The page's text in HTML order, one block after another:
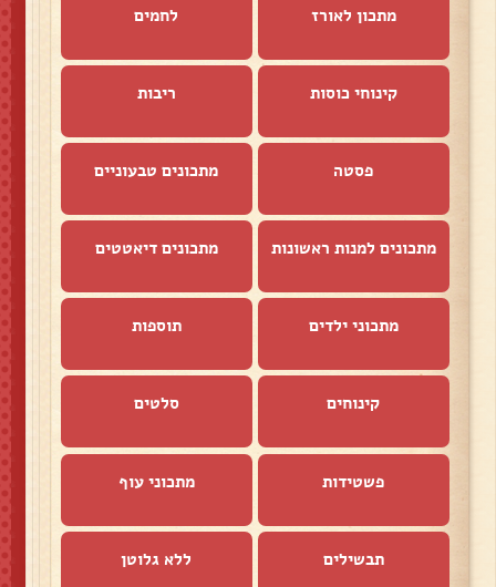
מתכון לאורז לחמים
קינוחי כוסות ריבות
פסטה מתכונים טבעוניים
מתכונים למנות ראשונות מתכונים דיאטטים
מתכוני ילדים תוספות
קינוחים סלטים
פשטידות מתכוני עוף
תבשילים ללא גלוטן